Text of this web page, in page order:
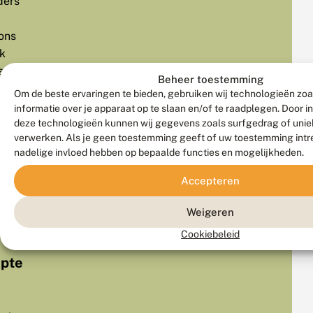
Beheer toestemming
Om de beste ervaringen te bieden, gebruiken wij technologieën
informatie over je apparaat op te slaan en/of te raadplegen. Door
deze technologieën kunnen wij gegevens zoals surfgedrag of
verwerken. Als je geen toestemming geeft of uw toestemming
nadelige invloed hebben op bepaalde functies en mogelijkheden.
Accepteren
Weigeren
Cookiebeleid